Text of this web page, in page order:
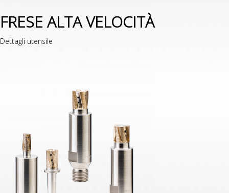
FRESE ALTA VELOCITÀ
Dettagli utensile